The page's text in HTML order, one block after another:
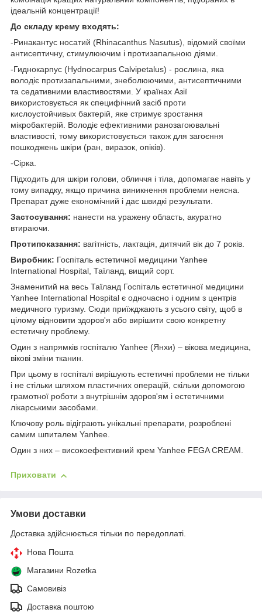
ідеальній концентрації!
До складу крему входять:
-Ринакантус носатий (Rhinacanthus Nasutus), відомий своїми
антисептичну, стимулюючим і протизапальною діями.
-Гиднокарпус (Hydnocarpus Calvipetalus) - рослина, яка
володіє протизапальними, знеболюючими, антисептичними
та седативними властивостями. У країнах Азії
використовується як специфічний засіб проти
кислоустойчивых бактерій, яке стримує зростання
мікробактерій. Володіє ефективними ранозагоювальні
властивості, тому використовується також для загоєння
пошкоджень шкіри (ран, виразок, опіків).
-Сірка.
Підходить для шкіри голови, обличчя і тіла, допомагає навіть у
тому випадку, якщо причина виникнення проблеми неясна.
Препарат дуже економічний і дає швидкі результати.
Застосування: нанести на уражену область, акуратно
втираючи.
Протипоказання: вагітність, лактація, дитячий вік до 7 років.
Виробник: Госпіталь естетичної медицини Yanhee
International Hospital, Таїланд, вищий сорт.
Знаменитий на весь Таїланд Госпіталь естетичної медицини
Yanhee International Hospital є одночасно і одним з центрів
медичного туризму. Сюди приїжджають з усього світу, щоб в
цілому відновити здоров'я або вирішити свою конкретну
естетичну проблему.
Один з напрямків госпіталю Yanhee (Янхи) – вікова медицина,
вікові зміни тканин.
При цьому в госпіталі вирішують естетичні проблеми не тільки
і не стільки шляхом пластичних операцій, скільки допомогою
грамотної роботи з внутрішнім здоров'ям і естетичними
лікарськими засобами.
Ключову роль відіграють унікальні препарати, розроблені
самим шпиталем Yanhee.
Один з них – високоефективний крем Yanhee FEGA CREAM.
Приховати
Умови доставки
Доставка здійснюється тільки по передоплаті.
Нова Пошта
Магазини Rozetka
Самовивіз
Доставка поштою